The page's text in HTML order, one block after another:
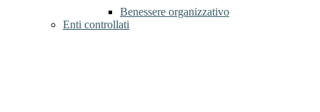
Benessere organizzativo
Enti controllati